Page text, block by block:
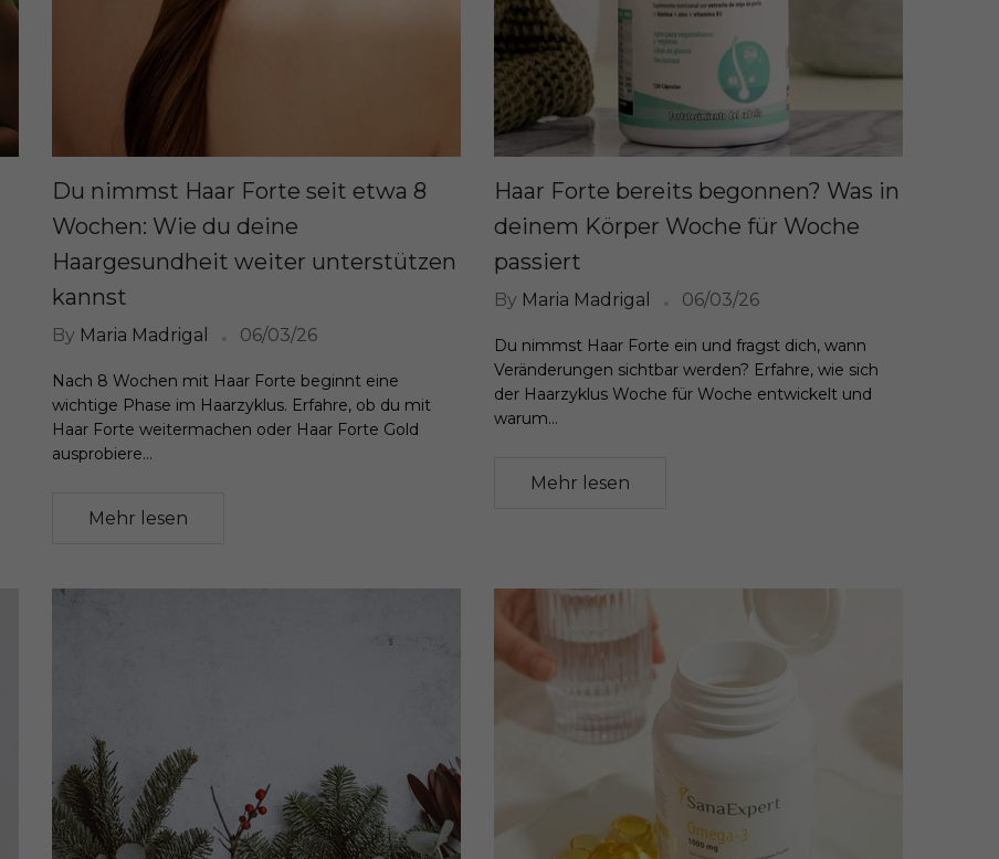
Du nimmst Haar Forte seit etwa 8
Wochen: Wie du deine
Haargesundheit weiter unterstützen
kannst
By Maria Madrigal 06/03/26
Nach 8 Wochen mit Haar Forte beginnt eine
wichtige Phase im Haarzyklus. Erfahre, ob du mit
Haar Forte weitermachen oder Haar Forte Gold
ausprobiere...
Mehr lesen
Haar Forte bereits begonnen? Was in
deinem Körper Woche für Woche
passiert
By Maria Madrigal 06/03/26
Du nimmst Haar Forte ein und fragst dich, wann
Veränderungen sichtbar werden? Erfahre, wie sich
der Haarzyklus Woche für Woche entwickelt und
warum...
Mehr lesen